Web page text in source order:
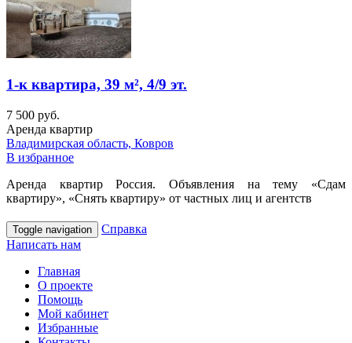
1-к квартира, 39 м², 4/9 эт.
7 500 руб.
Аренда квартир
Владимирская область, Ковров
В избранное
Аренда квартир Россия. Объявления на тему «Сдам
квартиру», «Снять квартиру» от частных лиц и агентств
Toggle navigation
Справка
Написать нам
Главная
О проекте
Помощь
Мой кабинет
Избранные